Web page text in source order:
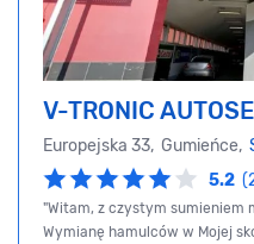
V-TRONIC
Europejska 33, Gumieńce,
5.2
"Witam, z czystym
Wymianę hamulców w Mojej